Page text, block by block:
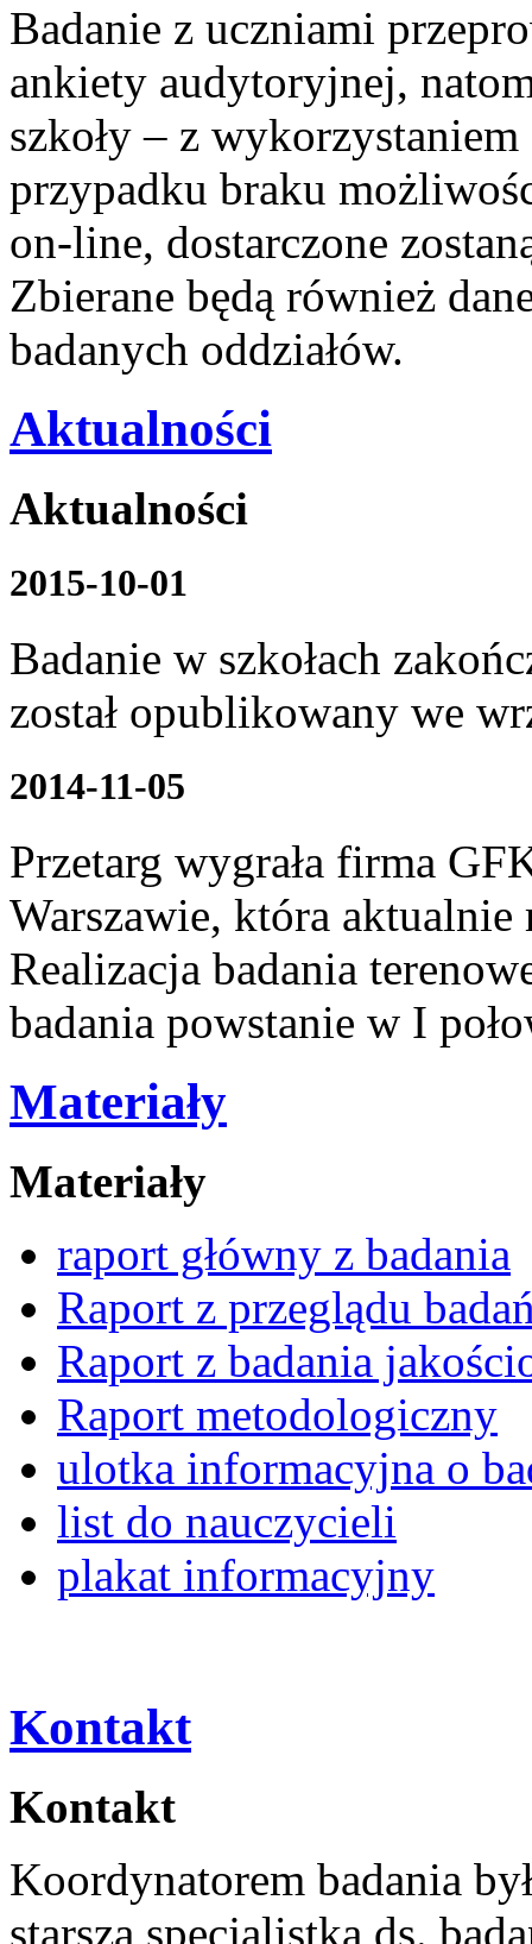
Badanie z uczniami
ankiety audytoryjnej,
szkoły – z
przypadku braku
on-line, dostarczone
Zbierane będą również
badanych oddziałów.
Aktualności
Aktualności
2015-10-01
Badanie w szkołach
został opublikowany we
2014-11-05
Przetarg wygrała firma
Warszawie, która aktualnie
Realizacja badania
badania powstanie w I
Materiały
Materiały
raport główny z badania
Raport z przeglądu
Raport z badania
Raport metodologiczny
ulotka informacyjna o
list do nauczycieli
plakat informacyjny
Kontakt
Kontakt
Koordynatorem badania
starsza specjalistka ds.